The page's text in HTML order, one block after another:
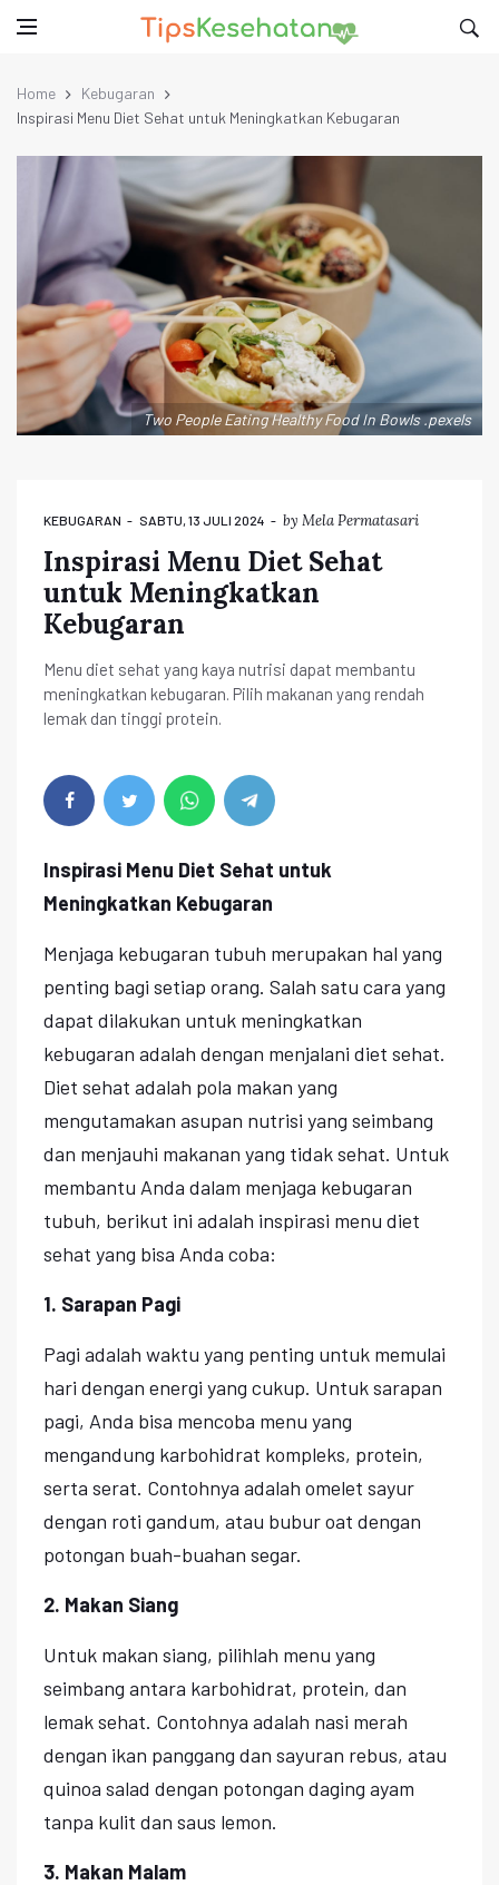
Home
Kebugaran
Inspirasi Menu Diet Sehat untuk Meningkatkan Kebugaran
Two People Eating Healthy Food In Bowls .pexels
KEBUGARAN SABTU, 13 JULI 2024 by Mela Permatasari
Inspirasi Menu Diet Sehat
untuk Meningkatkan
Kebugaran
Menu diet sehat yang kaya nutrisi dapat membantu
meningkatkan kebugaran. Pilih makanan yang rendah
lemak dan tinggi protein.
Inspirasi Menu Diet Sehat untuk
Meningkatkan Kebugaran
Menjaga kebugaran tubuh merupakan hal yang
penting bagi setiap orang. Salah satu cara yang
dapat dilakukan untuk meningkatkan
kebugaran adalah dengan menjalani diet sehat.
Diet sehat adalah pola makan yang
mengutamakan asupan nutrisi yang seimbang
dan menjauhi makanan yang tidak sehat. Untuk
membantu Anda dalam menjaga kebugaran
tubuh, berikut ini adalah inspirasi menu diet
sehat yang bisa Anda coba:
1. Sarapan Pagi
Pagi adalah waktu yang penting untuk memulai
hari dengan energi yang cukup. Untuk sarapan
pagi, Anda bisa mencoba menu yang
mengandung karbohidrat kompleks, protein,
serta serat. Contohnya adalah omelet sayur
dengan roti gandum, atau bubur oat dengan
potongan buah-buahan segar.
2. Makan Siang
Untuk makan siang, pilihlah menu yang
seimbang antara karbohidrat, protein, dan
lemak sehat. Contohnya adalah nasi merah
dengan ikan panggang dan sayuran rebus, atau
quinoa salad dengan potongan daging ayam
tanpa kulit dan saus lemon.
3. Makan Malam